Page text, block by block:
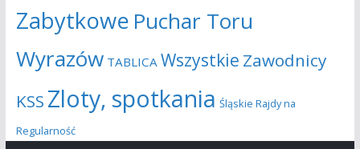
Zabytkowe Puchar Toru
Wyrazów TABLICA Wszystkie Zawodnicy
KSS Zloty, spotkania Śląskie Rajdy na
Regularność